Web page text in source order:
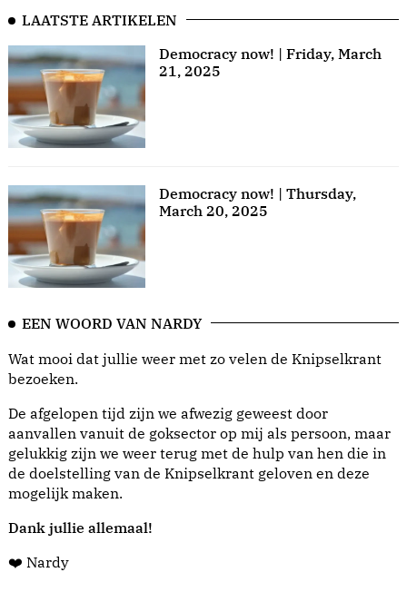
LAATSTE ARTIKELEN
Democracy now! | Friday, March
21, 2025
Democracy now! | Thursday,
March 20, 2025
EEN WOORD VAN NARDY
Wat mooi dat jullie weer met zo velen de Knipselkrant
bezoeken.
De afgelopen tijd zijn we afwezig geweest door
aanvallen vanuit de goksector op mij als persoon, maar
gelukkig zijn we weer terug met de hulp van hen die in
de doelstelling van de Knipselkrant geloven en deze
mogelijk maken.
Dank jullie allemaal!
❤️ Nardy